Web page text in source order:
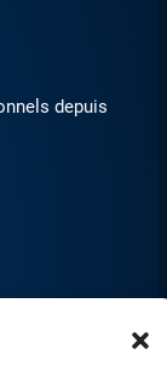
depuis